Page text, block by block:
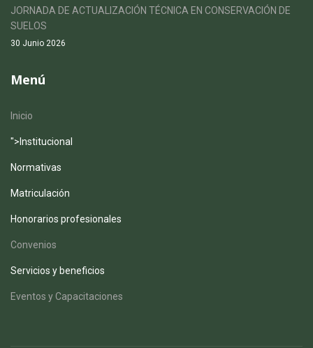
JORNADA DE ACTUALIZACIÓN TÉCNICA EN CONSERVACIÓN DE
SUELOS
30 Junio 2026
Menú
Inicio
"> Institucional
Normativas
Matriculación
Honorarios profesionales
Convenios
Servicios y beneficios
Eventos y Capacitaciones